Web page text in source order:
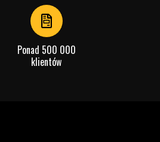
Ponad 500 000
klientów